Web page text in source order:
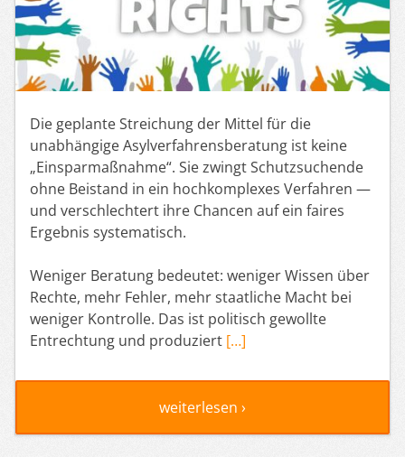
Die geplante Streichung der Mittel für die
unabhängige Asylverfahrensberatung ist keine
„Einsparmaßnahme“. Sie zwingt Schutzsuchende
ohne Beistand in ein hochkomplexes Verfahren —
und verschlechtert ihre Chancen auf ein faires
Ergebnis systematisch.
Weniger Beratung bedeutet: weniger Wissen über
Rechte, mehr Fehler, mehr staatliche Macht bei
weniger Kontrolle. Das ist politisch gewollte
Entrechtung und produziert […]
weiterlesen ›